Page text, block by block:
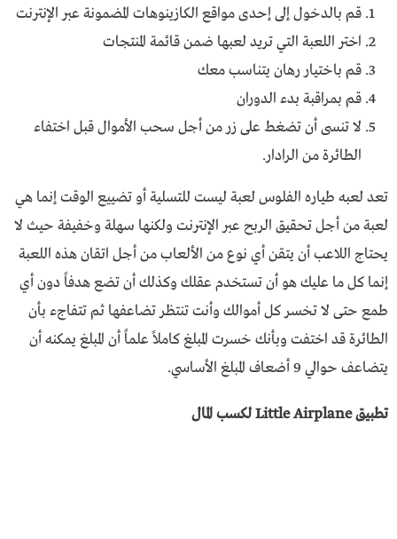
قم بالدخول إلى إحدى مواقع الكازينوهات المضمونة عبر الإنترنت
اختر اللعبة التي تريد لعبها ضمن قائمة المنتجات
قم باختيار رهان يتناسب معك
قم بمراقبة بدء الدوران
لا تنسى أن تضغط على زر من أجل سحب الأموال قبل اختفاء
الطائرة من الرادار.
تعد لعبه طياره الفلوس لعبة ليست للتسلية أو تضييع الوقت إنما هي
لعبة من أجل تحقيق الربح عبر الإنترنت ولكنها سهلة وخفيفة حيث لا
يحتاج اللاعب أن يتقن أي نوع من الألعاب من أجل اتقان هذه اللعبة
إنما كل ما عليك هو أن تستخدم عقلك وكذلك أن تضع هدفاً دون أي
طمع حتى لا تخسر كل أموالك وأنت تنتظر تضاعفها ثم تتفاجء بأن
الطائرة قد اختفت وبأنك خسرت المبلغ كاملاً علماً أن المبلغ يمكنه أن
يتضاعف حوالي 9 أضعاف المبلغ الأساسي.
تطبيق Little Airplane لكسب المال